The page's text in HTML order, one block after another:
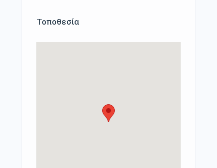
Τοποθεσία